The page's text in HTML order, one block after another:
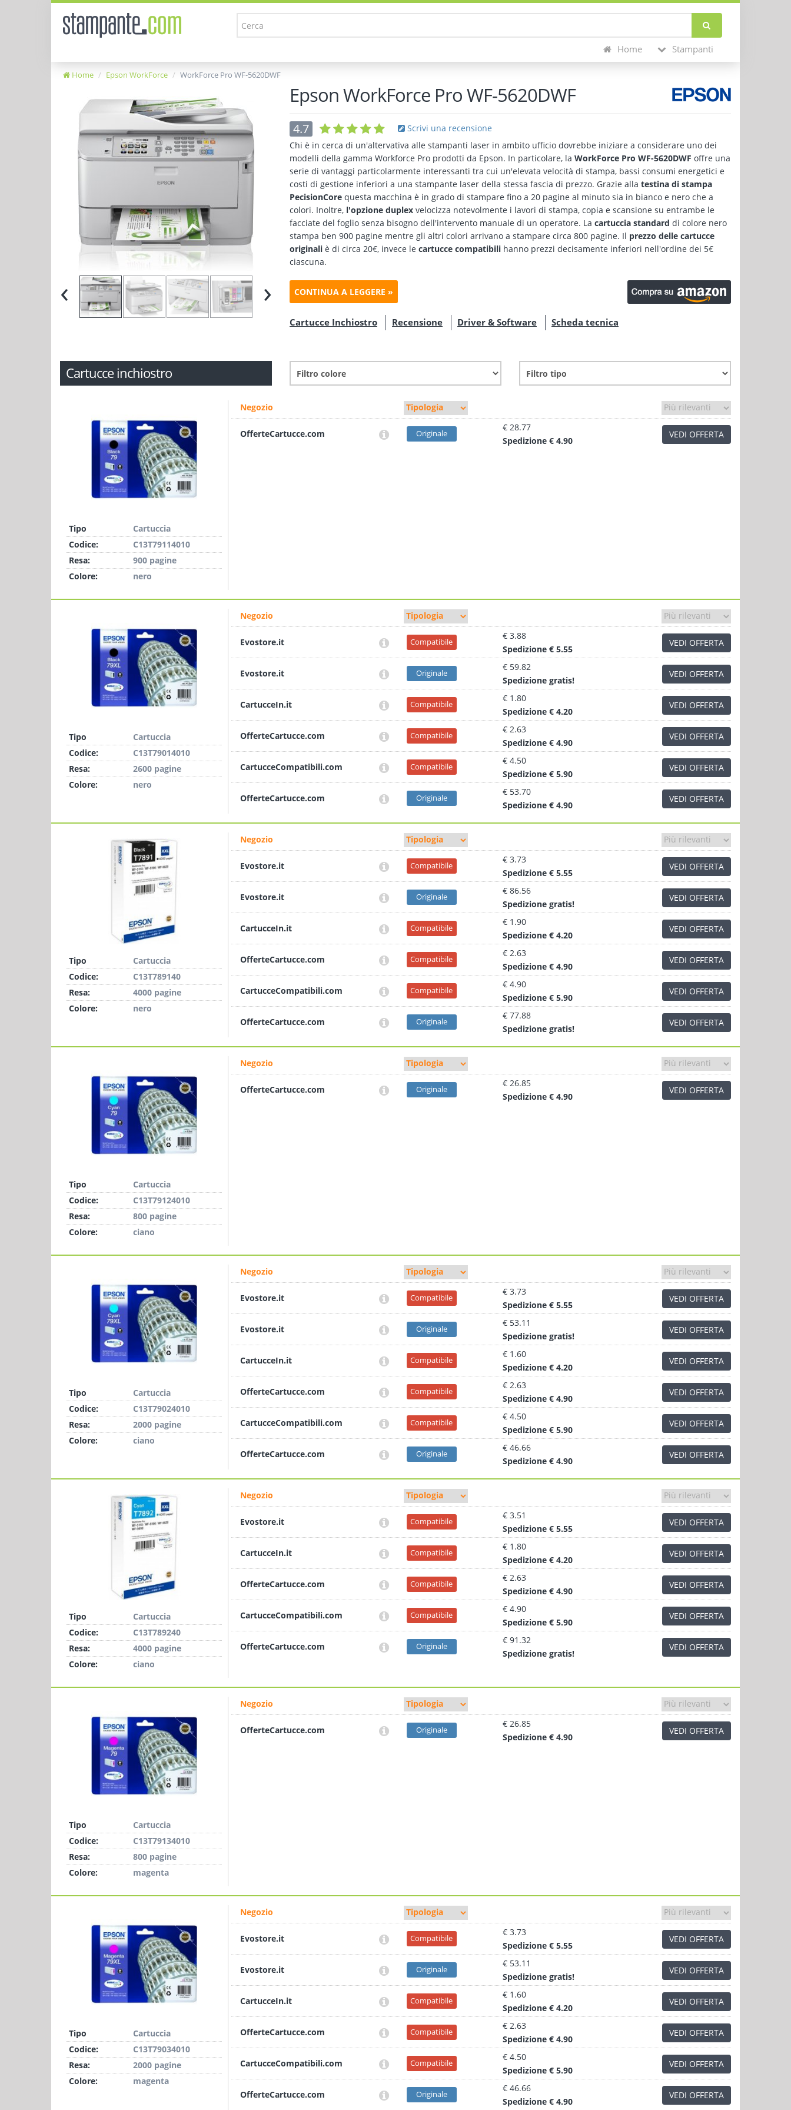
Home Stampanti
Home Epson WorkForce WorkForce Pro WF-5620DWF
Epson WorkForce Pro WF-5620DWF
‹ ›
4.7
Scrivi una recensione
Chi è in cerca di un'altervativa alle stampanti laser in ambito ufficio dovrebbe iniziare a considerare uno dei
modelli della gamma Workforce Pro prodotti da Epson. In particolare, la WorkForce Pro WF-5620DWF offre una
serie di vantaggi particolarmente interessanti tra cui un'elevata velocità di stampa, bassi consumi energetici e
costi di gestione inferiori a una stampante laser della stessa fascia di prezzo. Grazie alla testina di stampa
PecisionCore questa macchina è in grado di stampare fino a 20 pagine al minuto sia in bianco e nero che a
colori. Inoltre, l'opzione duplex velocizza notevolmente i lavori di stampa, copia e scansione su entrambe le
facciate del foglio senza bisogno dell'intervento manuale di un operatore. La cartuccia standard di colore nero
stampa ben 900 pagine mentre gli altri colori arrivano a stampare circa 800 pagine. Il prezzo delle cartucce
originali è di circa 20€, invece le cartucce compatibili hanno prezzi decisamente inferiori nell'ordine dei 5€
ciascuna.
CONTINUA A LEGGERE »
Cartucce Inchiostro Recensione Driver & Software Scheda tecnica
Cartucce inchiostro
Tipo
Cartuccia
Codice:
C13T79114010
Resa:
900 pagine
Colore:
nero
Negozio
OfferteCartucce.com Originale
€ 28.77
Spedizione € 4.90
VEDI OFFERTA
Tipo
Cartuccia
Codice:
C13T79014010
Resa:
2600 pagine
Colore:
nero
Negozio
Evostore.it Compatibile
€ 3.88
Spedizione € 5.55
VEDI OFFERTA
Evostore.it Originale
€ 59.82
Spedizione gratis!
VEDI OFFERTA
CartucceIn.it Compatibile
€ 1.80
Spedizione € 4.20
VEDI OFFERTA
OfferteCartucce.com Compatibile
€ 2.63
Spedizione € 4.90
VEDI OFFERTA
CartucceCompatibili.com Compatibile
€ 4.50
Spedizione € 5.90
VEDI OFFERTA
OfferteCartucce.com Originale
€ 53.70
Spedizione € 4.90
VEDI OFFERTA
Tipo
Cartuccia
Codice:
C13T789140
Resa:
4000 pagine
Colore:
nero
Negozio
Evostore.it Compatibile
€ 3.73
Spedizione € 5.55
VEDI OFFERTA
Evostore.it Originale
€ 86.56
Spedizione gratis!
VEDI OFFERTA
CartucceIn.it Compatibile
€ 1.90
Spedizione € 4.20
VEDI OFFERTA
OfferteCartucce.com Compatibile
€ 2.63
Spedizione € 4.90
VEDI OFFERTA
CartucceCompatibili.com Compatibile
€ 4.90
Spedizione € 5.90
VEDI OFFERTA
OfferteCartucce.com Originale
€ 77.88
Spedizione gratis!
VEDI OFFERTA
Tipo
Cartuccia
Codice:
C13T79124010
Resa:
800 pagine
Colore:
ciano
Negozio
OfferteCartucce.com Originale
€ 26.85
Spedizione € 4.90
VEDI OFFERTA
Tipo
Cartuccia
Codice:
C13T79024010
Resa:
2000 pagine
Colore:
ciano
Negozio
Evostore.it Compatibile
€ 3.73
Spedizione € 5.55
VEDI OFFERTA
Evostore.it Originale
€ 53.11
Spedizione gratis!
VEDI OFFERTA
CartucceIn.it Compatibile
€ 1.60
Spedizione € 4.20
VEDI OFFERTA
OfferteCartucce.com Compatibile
€ 2.63
Spedizione € 4.90
VEDI OFFERTA
CartucceCompatibili.com Compatibile
€ 4.50
Spedizione € 5.90
VEDI OFFERTA
OfferteCartucce.com Originale
€ 46.66
Spedizione € 4.90
VEDI OFFERTA
Tipo
Cartuccia
Codice:
C13T789240
Resa:
4000 pagine
Colore:
ciano
Negozio
Evostore.it Compatibile
€ 3.51
Spedizione € 5.55
VEDI OFFERTA
CartucceIn.it Compatibile
€ 1.80
Spedizione € 4.20
VEDI OFFERTA
OfferteCartucce.com Compatibile
€ 2.63
Spedizione € 4.90
VEDI OFFERTA
CartucceCompatibili.com Compatibile
€ 4.90
Spedizione € 5.90
VEDI OFFERTA
OfferteCartucce.com Originale
€ 91.32
Spedizione gratis!
VEDI OFFERTA
Tipo
Cartuccia
Codice:
C13T79134010
Resa:
800 pagine
Colore:
magenta
Negozio
OfferteCartucce.com Originale
€ 26.85
Spedizione € 4.90
VEDI OFFERTA
Tipo
Cartuccia
Codice:
C13T79034010
Resa:
2000 pagine
Colore:
magenta
Negozio
Evostore.it Compatibile
€ 3.73
Spedizione € 5.55
VEDI OFFERTA
Evostore.it Originale
€ 53.11
Spedizione gratis!
VEDI OFFERTA
CartucceIn.it Compatibile
€ 1.60
Spedizione € 4.20
VEDI OFFERTA
OfferteCartucce.com Compatibile
€ 2.63
Spedizione € 4.90
VEDI OFFERTA
CartucceCompatibili.com Compatibile
€ 4.50
Spedizione € 5.90
VEDI OFFERTA
OfferteCartucce.com Originale
€ 46.66
Spedizione € 4.90
VEDI OFFERTA